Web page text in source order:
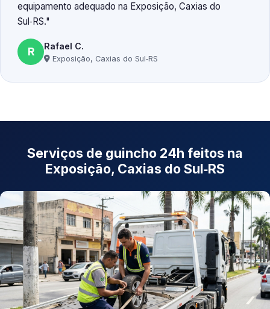
equipamento adequado na Exposição, Caxias do
Sul‑RS.
R Rafael C.
Exposição, Caxias do Sul‑RS
Serviços de guincho 24h feitos na
Exposição, Caxias do Sul‑RS